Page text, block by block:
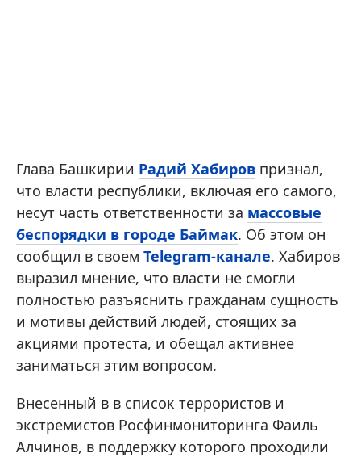
Глава Башкирии Радий Хабиров признал,
что власти республики, включая его самого,
несут часть ответственности за массовые
беспорядки в городе Баймак. Об этом он
сообщил в своем Telegram-канале. Хабиров
выразил мнение, что власти не смогли
полностью разъяснить гражданам сущность
и мотивы действий людей, стоящих за
акциями протеста, и обещал активнее
заниматься этим вопросом.
Внесенный в в список террористов и
экстремистов Росфинмониторинга Фаиль
Алчинов, в поддержку которого проходили